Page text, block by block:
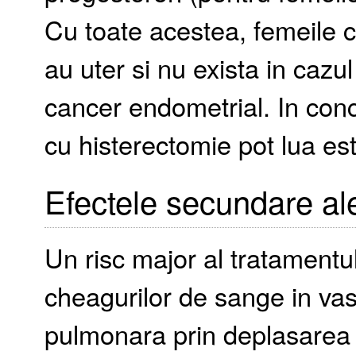
Cu toate acestea, femeile
au uter si nu exista in
cancer endometrial. In
cu histerectomie pot lua
Efectele secundare
Un risc major al
cheagurilor de sange in
pulmonara prin